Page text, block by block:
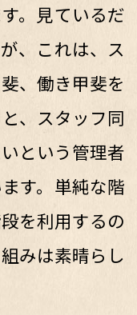
。見ているだ
、これは、ス
、働き甲斐を
、スタッフ同
という管理者
す。単純な階
を利用するの
みは素晴らし